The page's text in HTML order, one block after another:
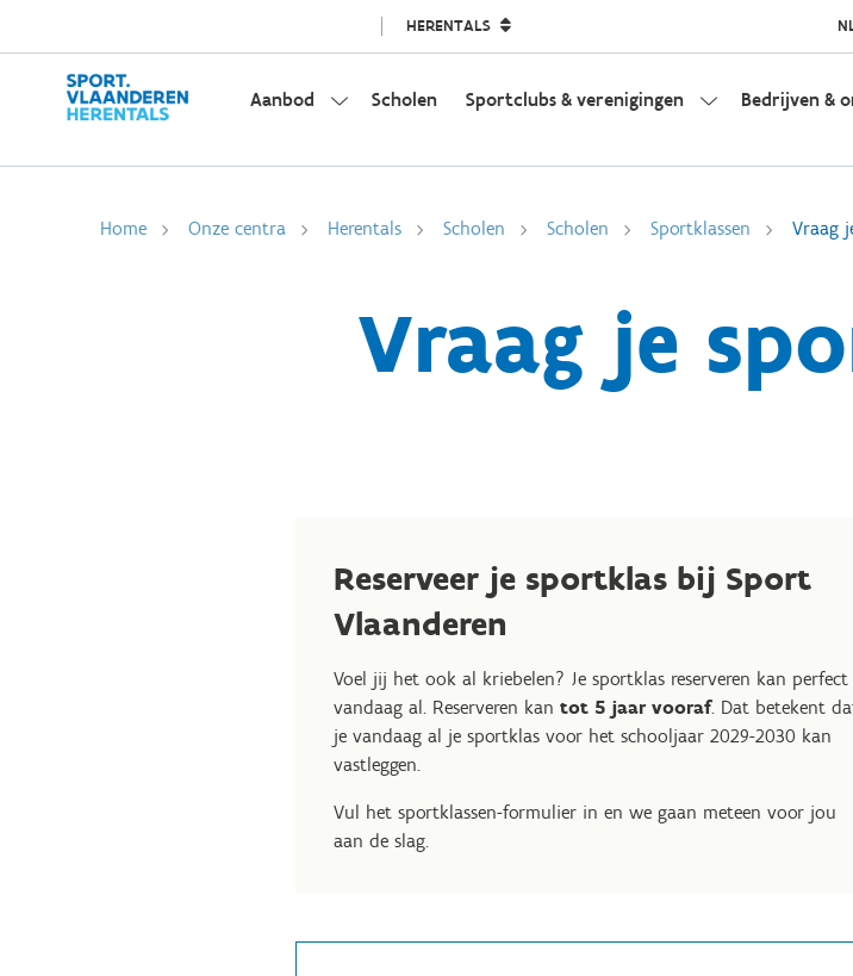
HERENTALS
Aanbod Scholen Sportclubs & verenigingen Bedrijven &
Home Onze centra Herentals Scholen Scholen Sportklassen Vraag
Vraag je
Reserveer je sportklas bij Sport
Vlaanderen
Voel jij het ook al kriebelen? Je sportklas reserveren kan perfect
vandaag al. Reserveren kan tot 5 jaar vooraf. Dat betekent
je vandaag al je sportklas voor het schooljaar 2029-2030 kan
vastleggen.
Vul het sportklassen-formulier in en we gaan meteen voor jou
aan de slag.